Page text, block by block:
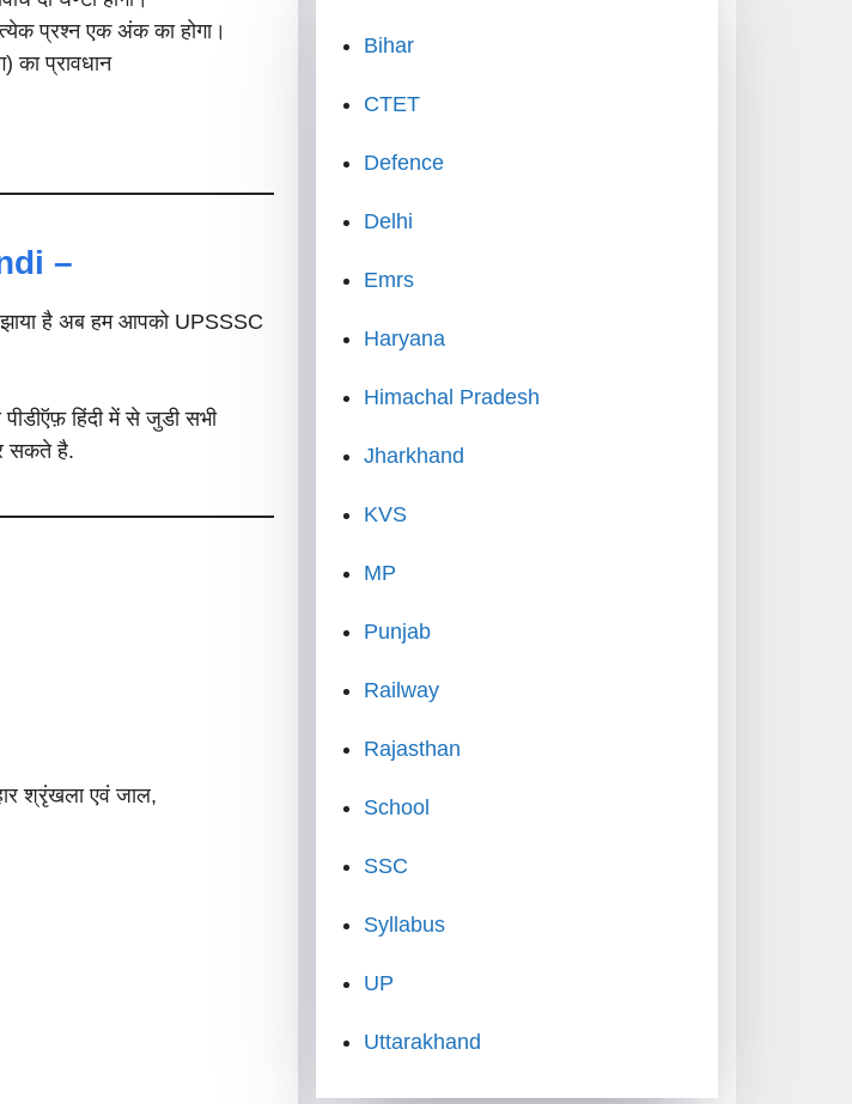
प्रश्न एक अंक का होगा।
का प्रावधान
–
है अब हम आपको UPSSSC
हिंदी में से जुडी सभी
सकते है.
श्रृंखला एवं जाल,
Bihar
CTET
Defence
Delhi
Emrs
Haryana
Himachal Pradesh
Jharkhand
KVS
MP
Punjab
Railway
Rajasthan
School
SSC
Syllabus
UP
Uttarakhand